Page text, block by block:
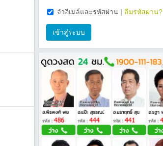
จำอีเมล์และรหัสผ่าน | ลืมรหัสผ่าน?
เข้าสู่ระบบ